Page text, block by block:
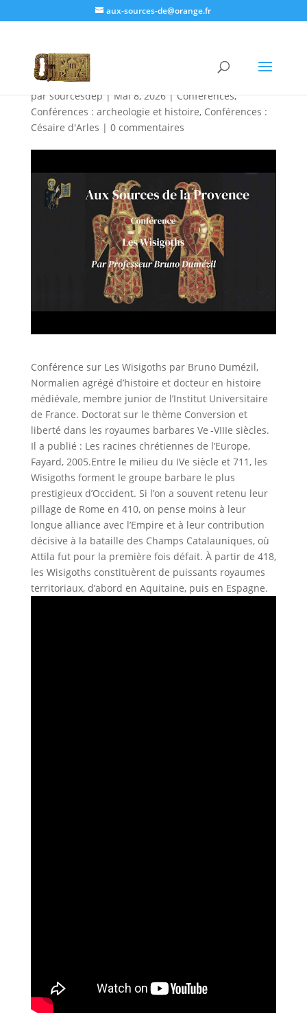
aux-sources-de@orange.fr
Conférence : Les
Wisigoths
parsourcesdep|Mai 8, 2026|Conférences,
Conférences : archeologie et histoire, Conférences :
Césaire d'Arles | 0 commentaires
Conférence sur Les Wisigoths par Bruno Dumézil,
Normalien agrégé d’histoire et docteur en histoire
médiévale, membre junior de l’Institut Universitaire
de France. Doctorat sur le thème Conversion et
liberté dans les royaumes barbares Ve ‑VIIIe siècles.
Il a publié : Les racines chrétiennes de l’Europe,
Fayard, 2005.Entre le milieu du IVe siècle et 711, les
Wisigoths forment le groupe barbare le plus
prestigieux d’Occident. Si l’on a souvent retenu leur
pillage de Rome en 410, on pense moins à leur
longue alliance avec l’Empire et à leur contribution
décisive à la bataille des Champs Catalauniques, où
Attila fut pour la première fois défait. À partir de 418,
les Wisigoths constituèrent de puissants royaumes
territoriaux, d’abord en Aquitaine, puis en Espagne.